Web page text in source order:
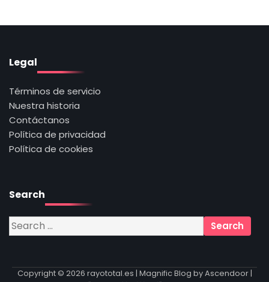
Legal
Términos de servicio
Nuestra historia
Contáctanos
Política de privacidad
Política de cookies
Search
Search
for:
Copyright © 2026 rayototal.es | Magnific Blog byAscendoor|